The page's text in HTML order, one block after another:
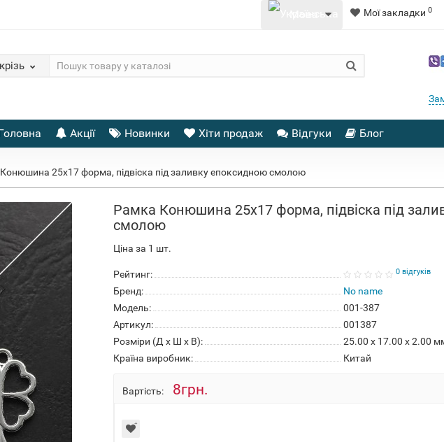
Мої закладки 0
Акції Новинки Хіти продаж Відгуки Блог
25x17 форма, підвіска під заливку епоксидною смолою
Рамка Конюшина 25x17 форма, підвіска під
смолою
Ціна за 1 шт.
Рейтинг: 0 відгуків
Бренд:
No name
Модель:
001-387
Артикул:
001387
Розміри (Д x Ш x В):
25.00 x 17.00 x 2.00
Країна виробник:
Китай
Вартість: 8грн.